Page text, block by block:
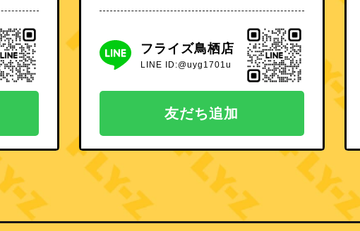
フライズ鳥栖店
LINE ID:@uyg1701u
友だち追加